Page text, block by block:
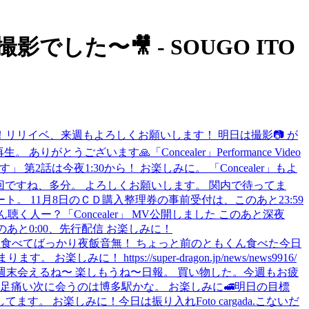
影でした〜🎥 - SOUGO ITO
リリイベ、来週もよろしくお願いします！ 明日は撮影📷 が
生。 ありがとうございます🙏 「Concealer」Performance Video
」 第2話は今夜1:30から！ お楽しみに。 「Concealer」もよ
ですね、多分。 よろしくお願いします。 関内で待ってま
。 11月8日のＣＤ購入整理券の事前受付は、このあと23:59
聴く人ー？
「Concealer」 MV公開しました このあと深夜
あと0:00、先行配信 お楽しみに！
食べてばっかり 夜飯音無！ ちょっと前のともくん食べた今日
ます。 お楽しみに！ https://super-dragon.jp/news/news9916/
末会えるね〜 楽しもうね〜 日報。 買い物した。 今週もお疲
足痛い次に会うのは博多駅かな。 お楽しみに🚅明日の目標
ます。 お楽しみに！ 今日は振り入れFoto cargada.こないだ